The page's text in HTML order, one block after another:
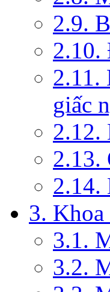
2.9.
2.10.
2.11.
giấc
2.12.
2.13.
2.14.
3.
3.1.
3.2.